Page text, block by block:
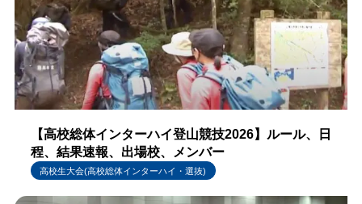
【高校総体インターハイ登山競技2026】ルール、日
程、結果速報、出場校、メンバー
高校生大会(高校総体インターハイ・選抜)